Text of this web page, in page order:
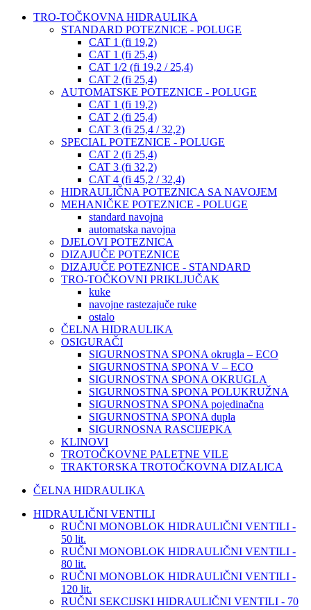
TRO-TOČKOVNA HIDRAULIKA
STANDARD POTEZNICE - POLUGE
CAT 1 (fi 19,2)
CAT 1 (fi 25,4)
CAT 1/2 (fi 19,2 / 25,4)
CAT 2 (fi 25,4)
AUTOMATSKE POTEZNICE - POLUGE
CAT 1 (fi 19,2)
CAT 2 (fi 25,4)
CAT 3 (fi 25,4 / 32,2)
SPECIAL POTEZNICE - POLUGE
CAT 2 (fi 25,4)
CAT 3 (fi 32,2)
CAT 4 (fi 45,2 / 32,4)
HIDRAULIČNA POTEZNICA SA NAVOJEM
MEHANIČKE POTEZNICE - POLUGE
standard navojna
automatska navojna
DJELOVI POTEZNICA
DIZAJUČE POTEZNICE
DIZAJUČE POTEZNICE - STANDARD
TRO-TOČKOVNI PRIKLJUČAK
kuke
navojne rastezajuče ruke
ostalo
ČELNA HIDRAULIKA
OSIGURAČI
SIGURNOSTNA SPONA okrugla – ECO
SIGURNOSTNA SPONA V – ECO
SIGURNOSTNA SPONA OKRUGLA
SIGURNOSTNA SPONA POLUKRUŽNA
SIGURNOSTNA SPONA pojedinačna
SIGURNOSTNA SPONA dupla
SIGURNOSNA RASCIJEPKA
KLINOVI
TROTOČKOVNE PALETNE VILE
TRAKTORSKA TROTOČKOVNA DIZALICA
ČELNA HIDRAULIKA
HIDRAULIČNI VENTILI
RUČNI MONOBLOK HIDRAULIČNI VENTILI -
50 lit.
RUČNI MONOBLOK HIDRAULIČNI VENTILI -
80 lit.
RUČNI MONOBLOK HIDRAULIČNI VENTILI -
120 lit.
RUČNI SEKCIJSKI HIDRAULIČNI VENTILI - 70